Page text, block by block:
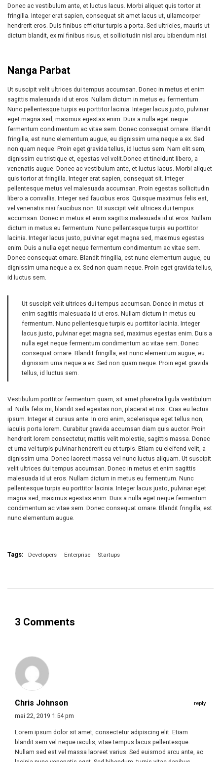
Donec ac vestibulum ante, et luctus lacus. Morbi aliquet quis tortor at
fringilla. Integer erat sapien, consequat sit amet lacus ut, ullamcorper
hendrerit eros. Duis finibus efficitur turpis a porta. Sed ultricies, mauris ut
dictum blandit, ex mi finibus risus, et sollicitudin nisl arcu bibendum nisi.
Nanga Parbat
Ut suscipit velit ultrices dui tempus accumsan. Donec in metus et enim
sagittis malesuada id ut eros. Nullam dictum in metus eu fermentum.
Nunc pellentesque turpis eu porttitor lacinia. Integer lacus justo, pulvinar
eget magna sed, maximus egestas enim. Duis a nulla eget neque
fermentum condimentum ac vitae sem. Donec consequat ornare. Blandit
fringilla, est nunc elementum augue, eu dignissim urna neque a ex. Sed
non quam neque. Proin eget gravida tellus, id luctus sem. Nam elit sem,
dignissim eu tristique et, egestas vel velit.Donec et tincidunt libero, a
venenatis augue. Donec ac vestibulum ante, et luctus lacus. Morbi aliquet
quis tortor at fringilla. Integer erat sapien, consequat sit. Integer
pellentesque metus vel malesuada accumsan. Proin egestas sollicitudin
libero a convallis. Integer sed faucibus eros. Quisque maximus felis est,
vel venenatis nisi faucibus non. Ut suscipit velit ultrices dui tempus
accumsan. Donec in metus et enim sagittis malesuada id ut eros. Nullam
dictum in metus eu fermentum. Nunc pellentesque turpis eu porttitor
lacinia. Integer lacus justo, pulvinar eget magna sed, maximus egestas
enim. Duis a nulla eget neque fermentum condimentum ac vitae sem.
Donec consequat ornare. Blandit fringilla, est nunc elementum augue, eu
dignissim urna neque a ex. Sed non quam neque. Proin eget gravida tellus,
id luctus sem.
Ut suscipit velit ultrices dui tempus accumsan. Donec in metus et
enim sagittis malesuada id ut eros. Nullam dictum in metus eu
fermentum. Nunc pellentesque turpis eu porttitor lacinia. Integer
lacus justo, pulvinar eget magna sed, maximus egestas enim. Duis a
nulla eget neque fermentum condimentum ac vitae sem. Donec
consequat ornare. Blandit fringilla, est nunc elementum augue, eu
dignissim urna neque a ex. Sed non quam neque. Proin eget gravida
tellus, id luctus sem.
Vestibulum porttitor fermentum quam, sit amet pharetra ligula vestibulum
id. Nulla felis mi, blandit sed egestas non, placerat et nisi. Cras eu lectus
ipsum. Integer et cursus ante. In orci enim, scelerisque eget tellus non,
iaculis porta lorem. Curabitur gravida accumsan diam quis auctor. Proin
hendrerit lorem consectetur, mattis velit molestie, sagittis massa. Donec
et urna vel turpis pulvinar hendrerit eu et turpis. Etiam eu eleifend velit, a
dignissim urna. Donec laoreet massa vel nunc luctus aliquam. Ut suscipit
velit ultrices dui tempus accumsan. Donec in metus et enim sagittis
malesuada id ut eros. Nullam dictum in metus eu fermentum. Nunc
pellentesque turpis eu porttitor lacinia. Integer lacus justo, pulvinar eget
magna sed, maximus egestas enim. Duis a nulla eget neque fermentum
condimentum ac vitae sem. Donec consequat ornare. Blandit fringilla, est
nunc elementum augue.
Tags: Developers Enterprise Startups
3 Comments
Chris Johnson reply
mai 22, 2019 1:54 pm
Lorem ipsum dolor sit amet, consectetur adipiscing elit. Etiam
blandit sem vel neque iaculis, vitae tempus lacus pellentesque.
Nullam sed est vel massa laoreet varius. Sed euismod arcu ante, ac